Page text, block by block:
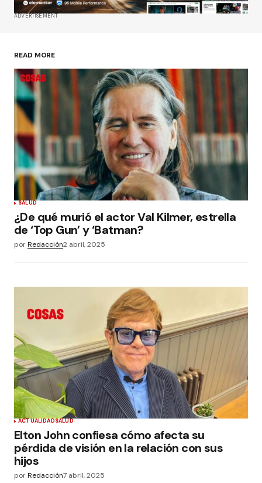
ADVERTISEMENT
READ MORE
SALUD
¿De qué murió el actor Val Kilmer, estrella
de ‘Top Gun’ y ‘Batman?
porRedacción2 abril, 2025
ACTUALIDADSALUD
Elton John confiesa cómo afecta su
pérdida de visión en la relación con sus
hijos
porRedacción7 abril, 2025